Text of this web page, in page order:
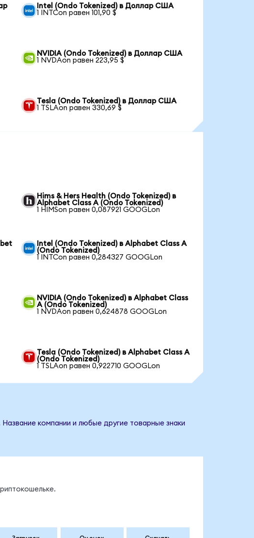
Intel (Ondo Tokenized) в Доллар США
1 INTCon равен 101,90 $
NVIDIA (Ondo Tokenized) в Доллар США
1 NVDAon равен 223,95 $
Tesla (Ondo Tokenized) в Доллар США
1 TSLAon равен 330,69 $
Hims & Hers Health (Ondo Tokenized) в
Alphabet Class A (Ondo Tokenized)
1 HIMSon равен 0,087921 GOOGLon
Intel (Ondo Tokenized) в Alphabet Class A
(Ondo Tokenized)
1 INTCon равен 0,284327 GOOGLon
NVIDIA (Ondo Tokenized) в Alphabet Class
A (Ondo Tokenized)
1 NVDAon равен 0,624878 GOOGLon
Tesla (Ondo Tokenized) в Alphabet Class A
(Ondo Tokenized)
1 TSLAon равен 0,922710 GOOGLon
компании и любые другие товарные знаки